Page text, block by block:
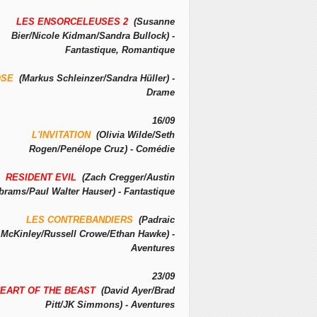
LES ENSORCELEUSES 2 (Susanne
Bier/Nicole Kidman/Sandra Bullock) -
Fantastique, Romantique
(Markus Schleinzer/Sandra Hüller) -
Drame
16/09
L'INVITATION (Olivia Wilde/Seth
Rogen/Penélope Cruz) - Comédie
RESIDENT EVIL (Zach Cregger/Austin
Paul Walter Hauser) - Fantastique
LES CONTREBANDIERS (Padraic
McKinley/Russell Crowe/Ethan Hawke) -
Aventures
23/09
OF THE BEAST(David Ayer/Brad
Pitt/JK Simmons) - Aventures